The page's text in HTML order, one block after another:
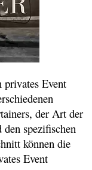
Event
der Art der
spezifischen
können die
Event